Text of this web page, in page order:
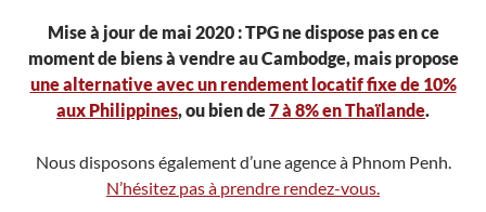
Mise à jour de mai 2020 : TPG ne dispose pas en ce
moment de biens à vendre au Cambodge, mais propose
une alternative avec un rendement locatif fixe de 10%
aux Philippines, ou bien de7 à 8% en Thaïlande.
Nous disposons également d’une agence à Phnom Penh.
N’hésitez pas à prendre rendez-vous.